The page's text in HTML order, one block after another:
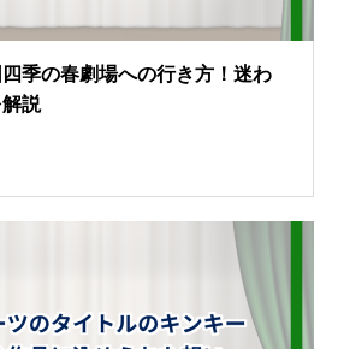
季の春劇場への行き方！迷わ
説